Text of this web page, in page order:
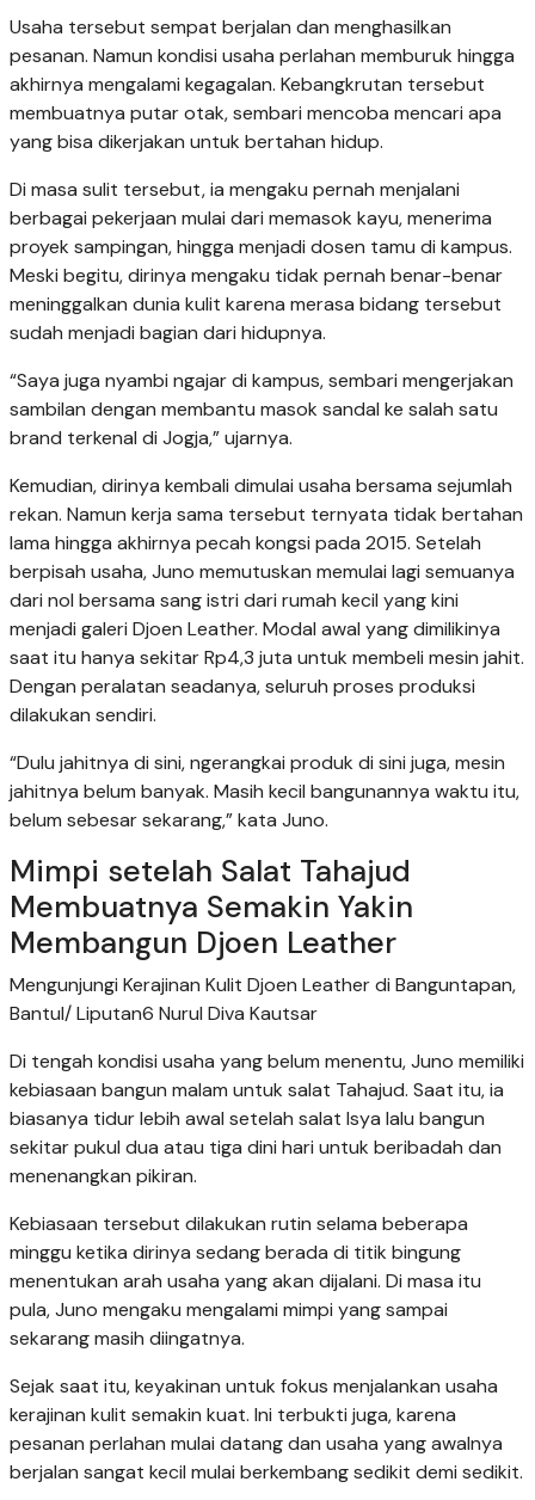
Usaha tersebut sempat berjalan dan menghasilkan
pesanan. Namun kondisi usaha perlahan memburuk hingga
akhirnya mengalami kegagalan. Kebangkrutan tersebut
membuatnya putar otak, sembari mencoba mencari apa
yang bisa dikerjakan untuk bertahan hidup.
Di masa sulit tersebut, ia mengaku pernah menjalani
berbagai pekerjaan mulai dari memasok kayu, menerima
proyek sampingan, hingga menjadi dosen tamu di kampus.
Meski begitu, dirinya mengaku tidak pernah benar-benar
meninggalkan dunia kulit karena merasa bidang tersebut
sudah menjadi bagian dari hidupnya.
“Saya juga nyambi ngajar di kampus, sembari mengerjakan
sambilan dengan membantu masok sandal ke salah satu
brand terkenal di Jogja,” ujarnya.
Kemudian, dirinya kembali dimulai usaha bersama sejumlah
rekan. Namun kerja sama tersebut ternyata tidak bertahan
lama hingga akhirnya pecah kongsi pada 2015. Setelah
berpisah usaha, Juno memutuskan memulai lagi semuanya
dari nol bersama sang istri dari rumah kecil yang kini
menjadi galeri Djoen Leather. Modal awal yang dimilikinya
saat itu hanya sekitar Rp4,3 juta untuk membeli mesin jahit.
Dengan peralatan seadanya, seluruh proses produksi
dilakukan sendiri.
“Dulu jahitnya di sini, ngerangkai produk di sini juga, mesin
jahitnya belum banyak. Masih kecil bangunannya waktu itu,
belum sebesar sekarang,” kata Juno.
Mimpi setelah Salat Tahajud
Membuatnya Semakin Yakin
Membangun Djoen Leather
Mengunjungi Kerajinan Kulit Djoen Leather di Banguntapan,
Bantul/ Liputan6 Nurul Diva Kautsar
Di tengah kondisi usaha yang belum menentu, Juno memiliki
kebiasaan bangun malam untuk salat Tahajud. Saat itu, ia
biasanya tidur lebih awal setelah salat Isya lalu bangun
sekitar pukul dua atau tiga dini hari untuk beribadah dan
menenangkan pikiran.
Kebiasaan tersebut dilakukan rutin selama beberapa
minggu ketika dirinya sedang berada di titik bingung
menentukan arah usaha yang akan dijalani. Di masa itu
pula, Juno mengaku mengalami mimpi yang sampai
sekarang masih diingatnya.
Sejak saat itu, keyakinan untuk fokus menjalankan usaha
kerajinan kulit semakin kuat. Ini terbukti juga, karena
pesanan perlahan mulai datang dan usaha yang awalnya
berjalan sangat kecil mulai berkembang sedikit demi sedikit.